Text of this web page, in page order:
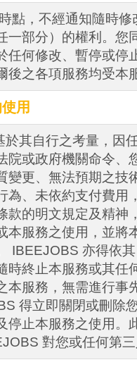
點，不經通知隨時
一部分）的權利。您
任何修改、暫停或停
後之各項服務均受本
用
其自行之考量，因
院或政府機關命令、
變更、無法預期之技
為、未依約支付費用
款的明文規定及精神
本服務之使用，並將
IBEEJOBS 亦得依
時終止本服務或其任
本服務，無需進行事
得立即關閉或刪除
停止本服務之使用。
對您或任何第